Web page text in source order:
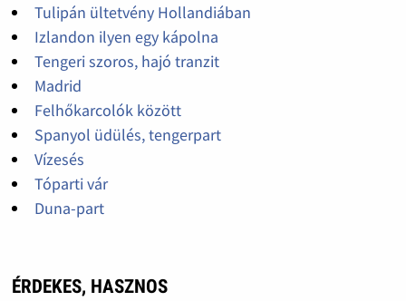
Tulipán ültetvény Hollandiában
Izlandon ilyen egy kápolna
Tengeri szoros, hajó tranzit
Madrid
Felhőkarcolók között
Spanyol üdülés, tengerpart
Vízesés
Tóparti vár
Duna-part
ÉRDEKES, HASZNOS